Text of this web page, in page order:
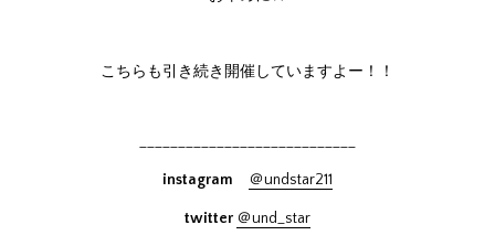
こちらも引き続き開催していますよー！！
instagram ＠undstar211
twitter ＠und_star